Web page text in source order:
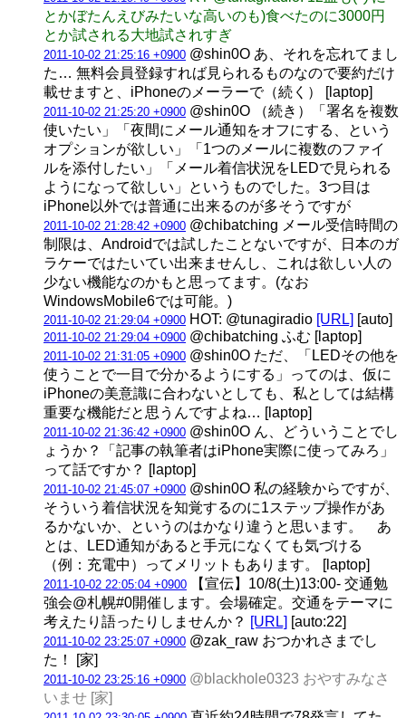
とかぼたんえびみたいな高いのも)食べたのに3000円
とか試される大地試されすぎ
2011-10-02 21:25:16 +0900 @shin0O あ、それを忘れてまし
た… 無料会員登録すれば見られるものなので要約だけ
載せますと、iPhoneのメーラーで（続く） [laptop]
2011-10-02 21:25:20 +0900 @shin0O （続き）「署名を複数
使いたい」「夜間にメール通知をオフにする、という
オプションが欲しい」「1つのメールに複数のファイ
ルを添付したい」「メール着信状況をLEDで見られる
ようになって欲しい」というものでした。3つ目は
iPhone以外では普通に出来るのが多そうですが
2011-10-02 21:28:42 +0900 @chibatching メール受信時間の
制限は、Androidでは試したことないですが、日本のガ
ラケーではたいてい出来ませんし、これは欲しい人の
少ない機能なのかもと思ってます。(なお
WindowsMobile6では可能。)
2011-10-02 21:29:04 +0900 HOT: @tunagiradio [URL] [auto]
2011-10-02 21:29:04 +0900 @chibatching ふむ [laptop]
2011-10-02 21:31:05 +0900 @shin0O ただ、「LEDその他を
使うことで一目で分かるようにする」ってのは、仮に
iPhoneの美意識に合わないとしても、私としては結構
重要な機能だと思うんですよね… [laptop]
2011-10-02 21:36:42 +0900 @shin0O ん、どういうことでし
ょうか？「記事の執筆者はiPhone実際に使ってみろ」
って話ですか？ [laptop]
2011-10-02 21:45:07 +0900 @shin0O 私の経験からですが、
そういう着信状況を知覚するのに1ステップ操作があ
るかないか、というのはかなり違うと思います。 あ
とは、LED通知があると手元になくても気づける
（例：充電中）ってメリットもあります。 [laptop]
2011-10-02 22:05:04 +0900 【宣伝】10/8(土)13:00- 交通勉
強会@札幌#0開催します。会場確定。交通をテーマに
考えたり語ったりしませんか？ [URL] [auto:22]
2011-10-02 23:25:07 +0900 @zak_raw おつかれさまでし
た！ [家]
2011-10-02 23:25:16 +0900 @blackhole0323 おやすみなさ
いませ [家]